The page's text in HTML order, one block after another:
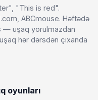
"This is red".
ABCmouse. Həftədə
— uşaq yorulmazdan
hər dərsdən çıxanda
oyunları